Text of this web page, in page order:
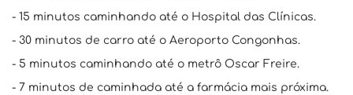
- 15 minutos caminhando até o Hospital das Clínicas.
- 30 minutos de carro até o Aeroporto Congonhas.
- 5 minutos caminhando até o metrô Oscar Freire.
- 7 minutos de caminhada até a farmácia mais próxima.